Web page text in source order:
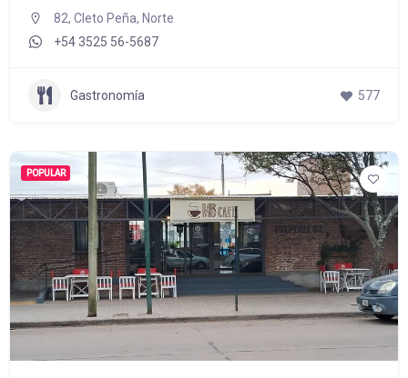
82, Cleto Peña, Norte
+54 3525 56-5687
Gastronomía 577
POPULAR